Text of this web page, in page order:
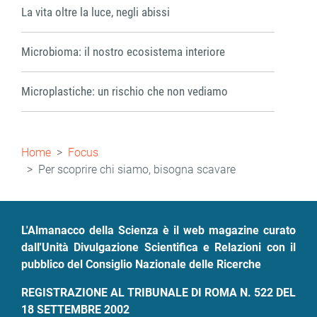
La vita oltre la luce, negli abissi
Microbioma: il nostro ecosistema interiore
Microplastiche: un rischio che non vediamo
Briciole
di
pane
Home
Focus
Per scoprire chi siamo, bisogna scavare
L'Almanacco della Scienza è il web magazine curato
dall'Unità Divulgazione Scientifica e Relazioni con il
pubblico del Consiglio Nazionale delle Ricerche
REGISTRAZIONE AL TRIBUNALE DI ROMA N. 522 DEL
18 SETTEMBRE 2002